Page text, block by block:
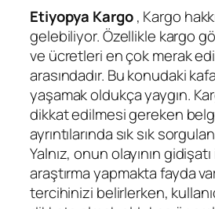
Etiyopya Kargo, Kargo
gelebiliyor. Özellikle kargo
ve ücretleri en çok merak
arasındadır. Bu konudaki kafa
yaşamak oldukça yaygın.
dikkat edilmesi gereken
ayrıntılarında sık sık
Yalnız, onun olayının
araştırma yapmakta fayda
tercihinizi belirlerken,